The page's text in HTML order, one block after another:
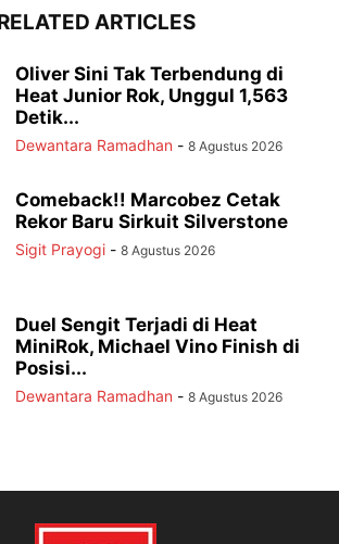
ARTICLES
Oliver Sini Tak Terbendung di
Heat Junior Rok, Unggul 1,563
Detik...
Dewantara Ramadhan - 8 Agustus 2026
Comeback!! Marcobez Cetak
Rekor Baru Sirkuit Silverstone
Sigit Prayogi - 8 Agustus 2026
Duel Sengit Terjadi di Heat
MiniRok, Michael Vino Finish di
Posisi...
Dewantara Ramadhan - 8 Agustus 2026